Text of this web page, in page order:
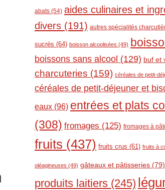
abats (54) aides culinaires et
divers (191) autres spécialités
sucrés (64) boisson alcoolisées (49)
boissons sans alcool (129) buf et
charcuteries (159) céréales de petit-
céréales de petit-déjeuner et
eaux (96) entrées et plats
(308) fromages (125) fromages à
fruits (437) fruits crus (61) fruits à
oléagineuses (49) gâteaux et pâtisseries (79)
produits laitiers (245)